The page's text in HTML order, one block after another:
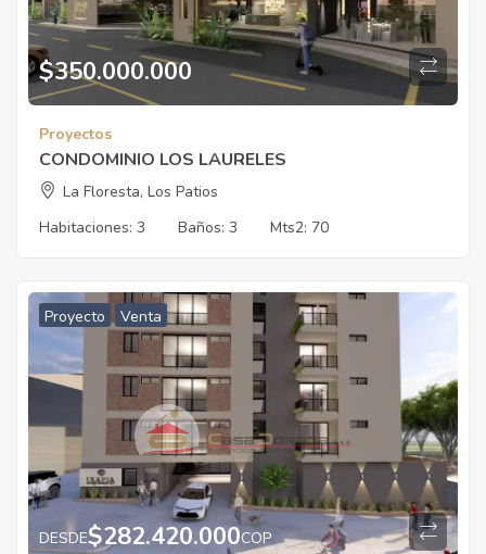
$350.000.000
Proyectos
CONDOMINIO LOS LAURELES
La Floresta, Los Patios
Habitaciones: 3 Baños: 3 Mts2: 70
Proyecto Venta
DESDE$282.420.000COP